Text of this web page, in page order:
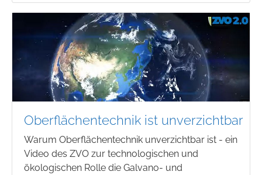
Oberflächentechnik ist unverzichtbar
Warum Oberflächentechnik unverzichtbar ist - ein
Video des ZVO zur technologischen und
ökologischen Rolle die Galvano- und